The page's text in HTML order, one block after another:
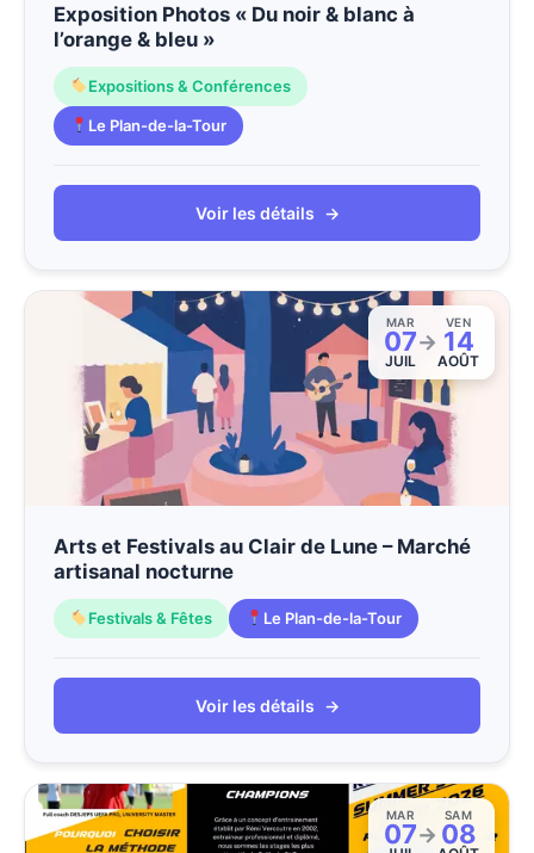
Exposition Photos « Du noir & blanc à
l’orange & bleu »
Expositions & Conférences
Le Plan-de-la-Tour
Voir les détails →
MAR
07
JUIL
→
VEN
14
AOÛT
Arts et Festivals au Clair de Lune – Marché
artisanal nocturne
Festivals & Fêtes Le Plan-de-la-Tour
Voir les détails →
MAR
07→
SAM
08